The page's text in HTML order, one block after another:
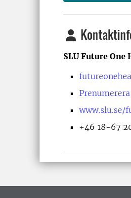
SLU Future One
www.slu.se/
+46 18-67